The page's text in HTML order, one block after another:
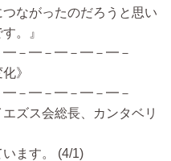
ながったのだろうと思い
。』
－━－━－━－━－
》
－━－━－━－━－
ズス会総長、カンタベリ
ます。 (4/1)